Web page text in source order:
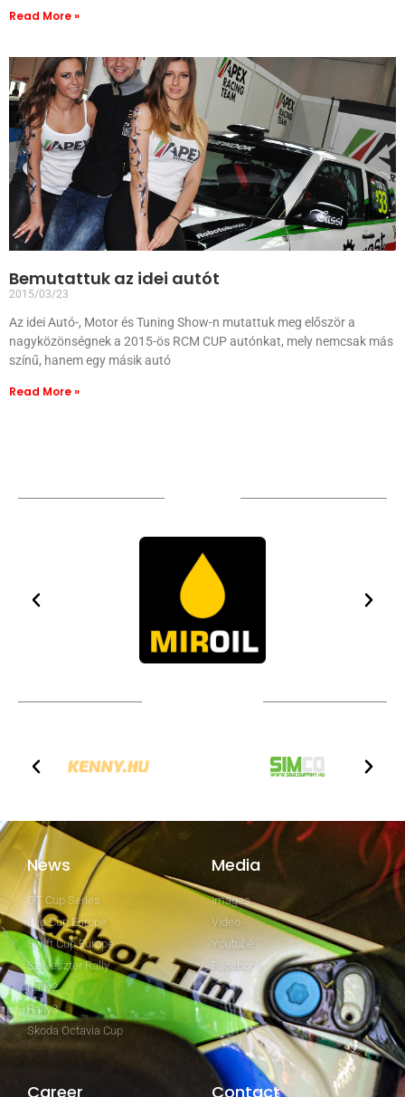
Read More »
Bemutattuk az idei autót
2015/03/23
Az idei Autó-, Motor és Tuning Show-n mutattuk meg először a
nagyközönségnek a 2015-ös RCM CUP autónkat, mely nemcsak más
színű, hanem egy másik autó
Read More »
News
GT Cup Series
Clio Cup Europe
Swift Cup Europe
Szilveszter Rally
Rally2
Rally3
Skoda Octavia Cup
Media
Images
Video
Youtube
Facebook
Career Contact